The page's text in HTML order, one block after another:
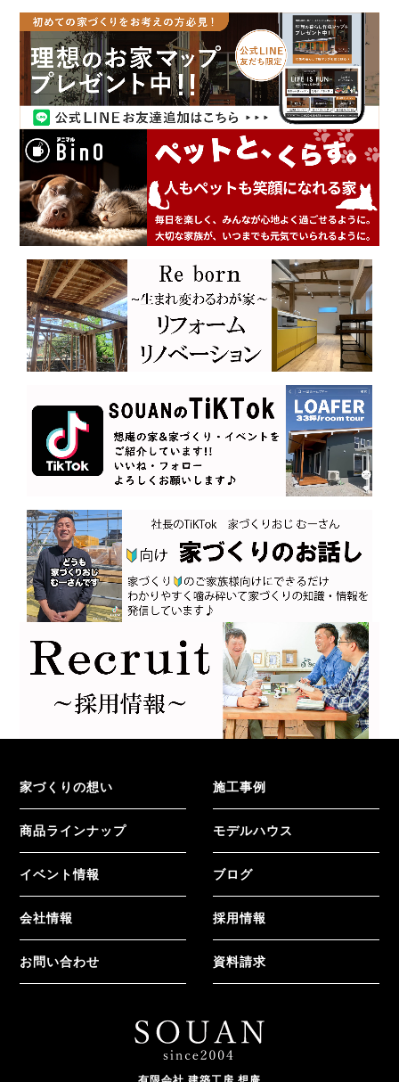
家づくりの想い 施工事例
商品ラインナップ モデルハウス
イベント情報 ブログ
会社情報 採用情報
お問い合わせ 資料請求